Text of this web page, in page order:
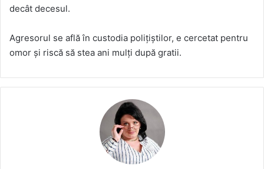
decât decesul.
Agresorul se află în custodia polițiștilor, e cercetat pentru
omor și riscă să stea ani mulți după gratii.